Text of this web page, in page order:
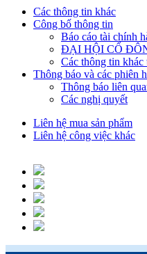
Các thông tin khác
Công bố thông tin
Báo cáo tài chính
ĐẠI HỘI CỔ
Các thông tin khác
Thông báo và các phiên
Thông báo liên
Các nghị quyết
Liên hệ mua sản phẩm
Liên hệ công việc khác